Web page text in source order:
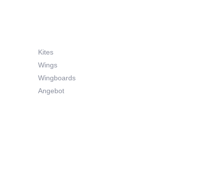
Kites
Wings
Wingboards
Angebot